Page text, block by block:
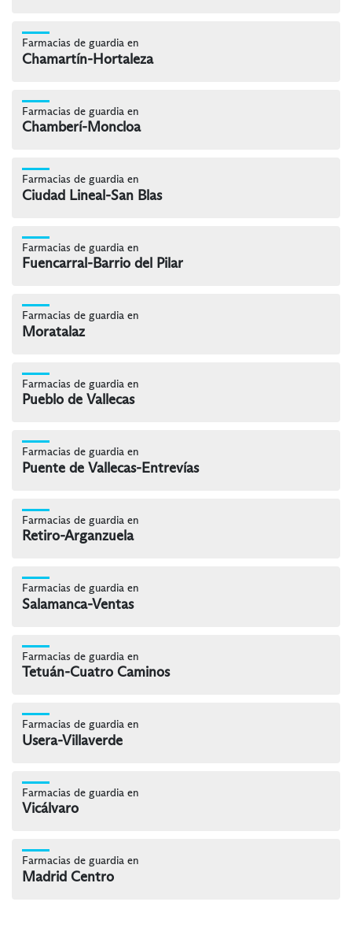
Farmacias de guardia en
Chamartín-Hortaleza
Farmacias de guardia en
Chamberí-Moncloa
Farmacias de guardia en
Ciudad Lineal-San Blas
Farmacias de guardia en
Fuencarral-Barrio del Pilar
Farmacias de guardia en
Moratalaz
Farmacias de guardia en
Pueblo de Vallecas
Farmacias de guardia en
Puente de Vallecas-Entrevías
Farmacias de guardia en
Retiro-Arganzuela
Farmacias de guardia en
Salamanca-Ventas
Farmacias de guardia en
Tetuán-Cuatro Caminos
Farmacias de guardia en
Usera-Villaverde
Farmacias de guardia en
Vicálvaro
Farmacias de guardia en
Madrid Centro